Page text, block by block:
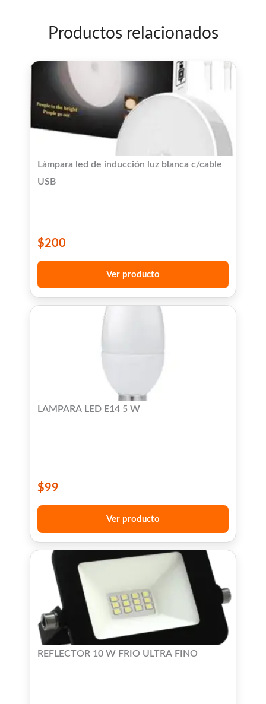
Productos relacionados
Lámpara led de inducción luz blanca c/cable
USB
$200
Ver producto
LAMPARA LED E14 5 W
$99
Ver producto
REFLECTOR 10 W FRIO ULTRA FINO